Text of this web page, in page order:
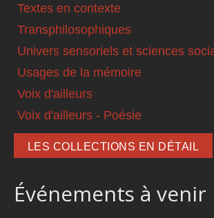
Textes en contexte
Transphilosophiques
Univers sensoriels et sciences
Usages de la mémoire
Voix d'ailleurs
Voix d'ailleurs - Poésie
LES COLLECTIONS EN DÉTAIL
Événements à venir